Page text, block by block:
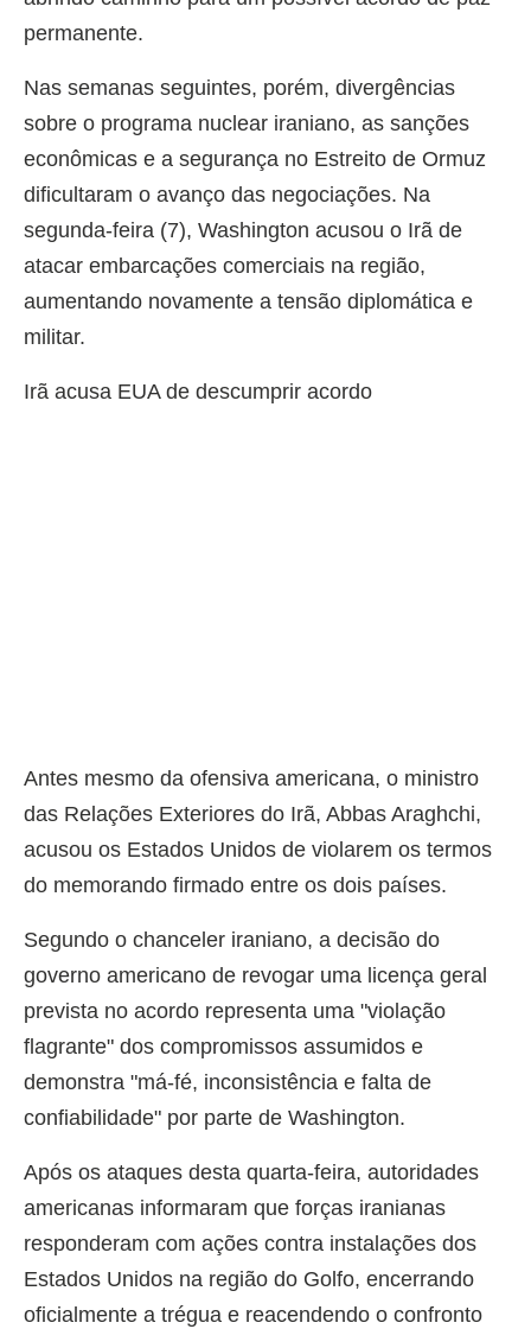
permanente.
Nas semanas seguintes, porém, divergências
sobre o programa nuclear iraniano, as sanções
econômicas e a segurança no Estreito de Ormuz
dificultaram o avanço das negociações. Na
segunda-feira (7), Washington acusou o Irã de
atacar embarcações comerciais na região,
aumentando novamente a tensão diplomática e
militar.
Irã acusa EUA de descumprir acordo
Antes mesmo da ofensiva americana, o ministro
das Relações Exteriores do Irã, Abbas Araghchi,
acusou os Estados Unidos de violarem os termos
do memorando firmado entre os dois países.
Segundo o chanceler iraniano, a decisão do
governo americano de revogar uma licença geral
prevista no acordo representa uma "violação
flagrante" dos compromissos assumidos e
demonstra "má-fé, inconsistência e falta de
confiabilidade" por parte de Washington.
Após os ataques desta quarta-feira, autoridades
americanas informaram que forças iranianas
responderam com ações contra instalações dos
Estados Unidos na região do Golfo, encerrando
oficialmente a trégua e reacendendo o confronto